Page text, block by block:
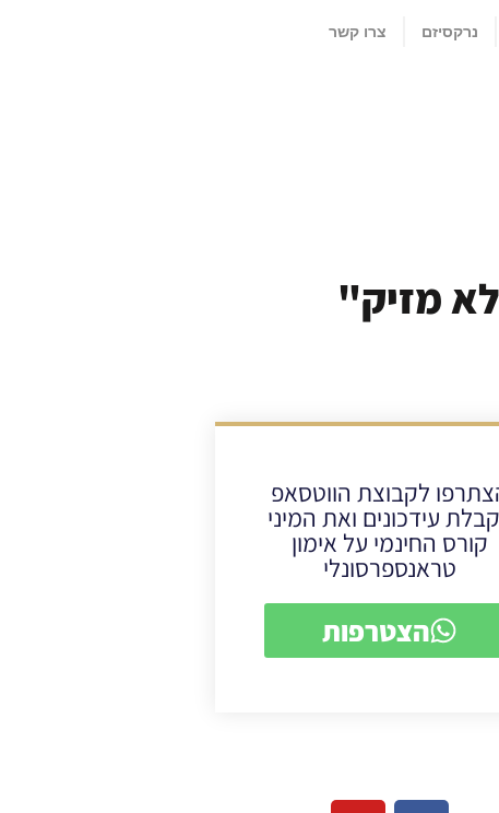
נרקסיזם צרו קשר
מזיק"
לקבוצת הווטסאפ
עידכונים ואת המיני
קורס החינמי על אימון
טראנספרסונלי
הצטרפות